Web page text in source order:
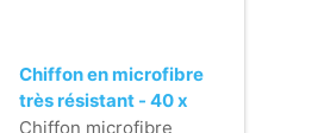
Chiffon en microfibre
très résistant - 40 x
40 cm - JAUNE
Chiffon microfibre